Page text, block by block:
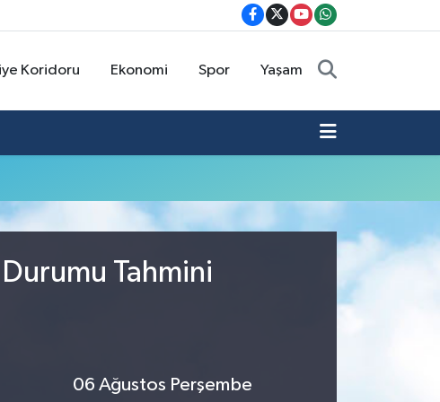
Koridoru Ekonomi Spor Yaşam
Tahmini
06 Ağustos Perşembe